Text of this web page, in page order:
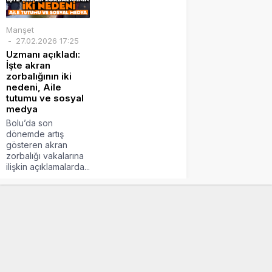
Manşet
27.02.2026 17:25
Uzmanı açıkladı:
İşte akran
zorbalığının iki
nedeni, Aile
tutumu ve sosyal
medya
Bolu’da son
dönemde artış
gösteren akran
zorbalığı vakalarına
ilişkin açıklamalarda...